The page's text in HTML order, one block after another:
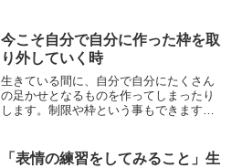
か？自分を変えていく方法について、解
説します。
今こそ自分で自分に作った枠を取
り外していく時
生きている間に、自分で自分にたくさん
の足かせとなるものを作ってしまったり
します。制限や枠という事もできます
す。
「表情の練習をしてみること」生